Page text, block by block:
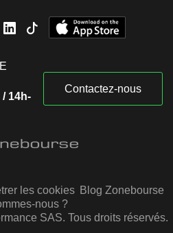
14h-
Contactez-nous
les cookies Blog Zonebourse
nous ?
SAS. Tous droits réservés.